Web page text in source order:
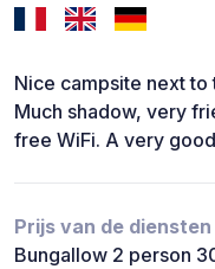
Nice campsite next to
Much shadow, very
free WiFi. A very
Prijs van de diensten
Bungallow 2 person